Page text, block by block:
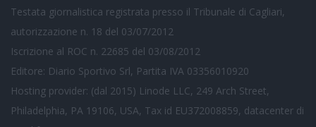
Testata giornalistica registrata presso il Tribunale di Cagliari,
autorizzazione n. 18 del 03/07/2012
Iscrizione al ROC n. 22685 del 03/08/2012
Editore: Diario Sportivo Srl, Partita IVA 03356010920
Hosting provider: (dal 2015) Linode LLC, 249 Arch Street,
Philadelphia, PA 19106, USA, Tax id EU372008859, datacenter di